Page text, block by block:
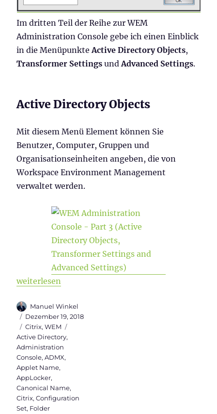
Im dritten Teil der Reihe zur WEM
Administration Console gebe ich einen Einblick
in die MenüpunkteActive Directory Objects,
Transformer Settings undAdvanced Settings.
Active Directory Objects
Mit diesem Menü Element können Sie
Benutzer, Computer, Gruppen und
Organisationseinheiten angeben, die von
Workspace Environment Management
verwaltet werden.
„WEM Administration Console Version 1906 –
weiterlesen
Autor
Manuel Winkel
Veröffentlicht
am
Dezember 19, 2018
Kategorien
Citrix,WEM
Active Directory,
Administration
Console,ADMX,
Applet Name,
AppLocker,
Canonical Name,
Citrix,Configuration
Set, Folder